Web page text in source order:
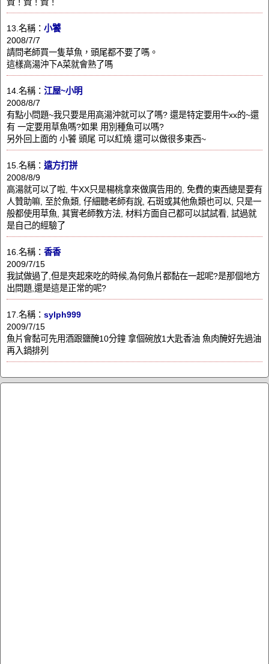
贊！贊！贊！
13.名稱： 小饕
2008/7/7
請問老師買一隻草魚，頭尾都不要了嗎。
這樣高湯沖下A菜就會熟了嗎
14.名稱： 江屋~小明
2008/8/7
有點小問題~我只要是用高湯沖就可以了嗎? 還是特定要用牛xx的~還
有 一定要用草魚嗎?如果 用別種魚可以嗎?
另外回上面的 小饕 頭尾 可以紅燒 還可以做很多東西~
15.名稱： 遠方打拼
2008/8/9
高湯就可以了啦, 牛XX只是楊桃拿來做廣告用的, 免費的東西總是要有
人贊助嘛, 至於魚類, 仔細聽老師有說, 石斑或其他魚類也可以, 只是一
般都使用草魚, 其實老師教方法, 材料方面自己都可以試試看, 試過就
是自己的經驗了
16.名稱： 香香
2009/7/15
我試做過了,但是夾起來吃的時候,為何魚片都黏在一起呢?是那個地方
出問題,還是這是正常的呢?
17.名稱： sylph999
2009/7/15
魚片會黏可先用酒跟鹽醃10分鐘 拿個碗放1大匙香油 魚肉醃好先過油
再入鍋排列